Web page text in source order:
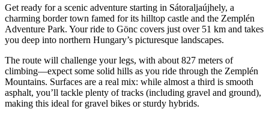
Get ready for a scenic adventure starting in Sátoraljaújhely, a
charming border town famed for its hilltop castle and the Zemplén
Adventure Park. Your ride to Gönc covers just over 51 km and takes
you deep into northern Hungary’s picturesque landscapes.
The route will challenge your legs, with about 827 meters of
climbing—expect some solid hills as you ride through the Zemplén
Mountains. Surfaces are a real mix: while almost a third is smooth
asphalt, you’ll tackle plenty of tracks (including gravel and ground),
making this ideal for gravel bikes or sturdy hybrids.